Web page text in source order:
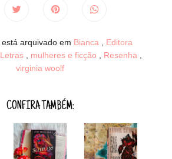
está arquivado em Bianca , Editora
, mulheres e ficção , Resenha ,
virginia woolf
CONFIRA TAMBÉM: